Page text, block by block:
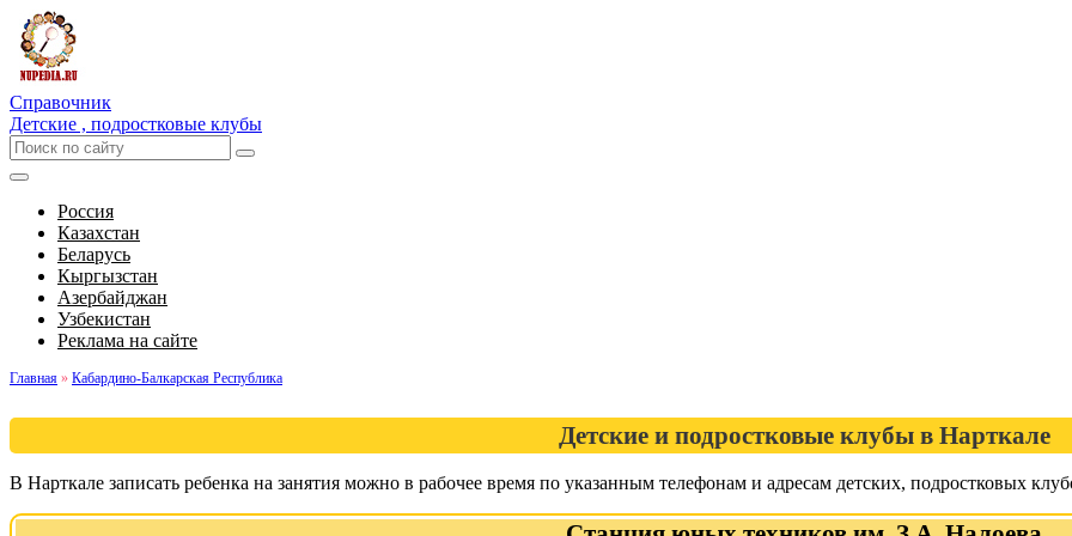
Справочник
Детские , подростковые клубы
Россия
Казахстан
Беларусь
Кыргызстан
Азербайджан
Узбекистан
Реклама на сайте
Главная » Кабардино-Балкарская Республика
Детские и подростковые клубы в Нарткале
В Нарткале записать ребенка на занятия можно в рабочее время по указанным телефонам и адресам детских, подростковых